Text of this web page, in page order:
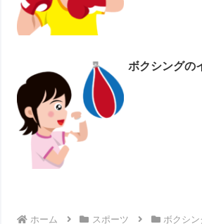
ボクシングの
ホーム スポーツ ボクシン